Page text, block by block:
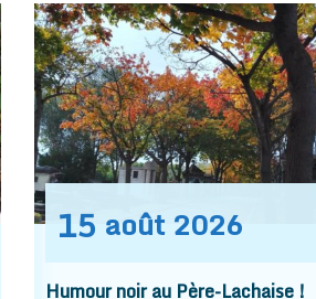
15 août 2026
Humour noir au Père-Lachaise !